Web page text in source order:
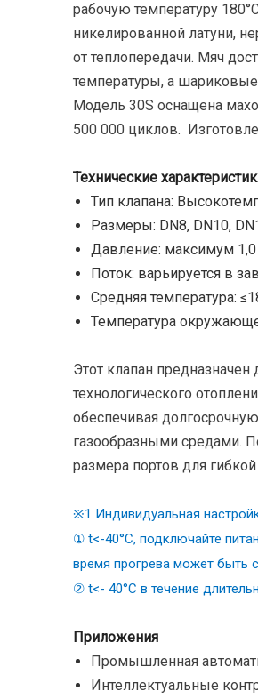
рабочую температуру
никелированной латуни,
от теплопередачи. Мяч
температуры, а
Модель 30S оснащена
500 000 циклов.
Технические
Тип клапана:
Размеры: DN8, DN10,
Давление: максимум
Поток: варьируется в
Средняя температура:
Температура
Этот клапан
технологического
обеспечивая
газообразными средами.
размера портов для
※1 Индивидуальная
① t<-40°C, подключайте
время прогрева может быть
② t<- 40°C в течение
Приложения
Промышленная
Интеллектуальные